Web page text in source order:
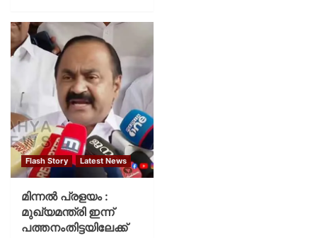
Flash Story Latest News
മിന്നല്‍ പ്രളയം :
മുഖ്യമന്ത്രി ഇന്ന്
പത്തനംതിട്ടയിലേക്ക്